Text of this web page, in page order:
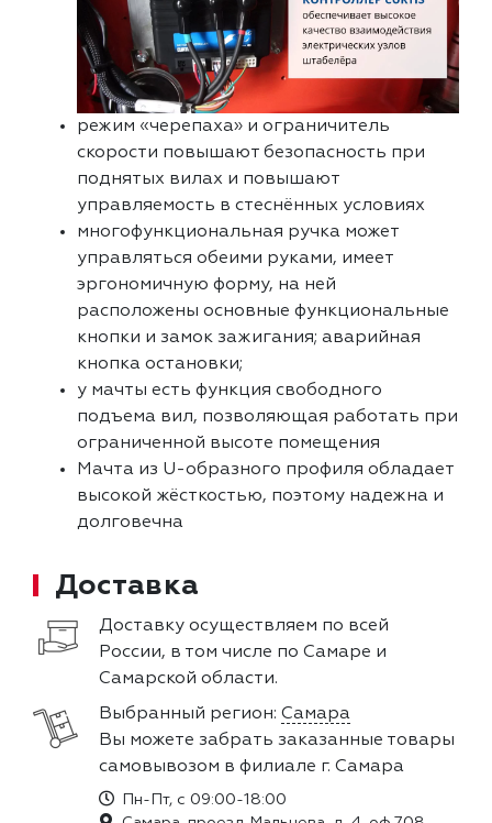
режим «черепаха» и ограничитель
скорости повышают безопасность при
поднятых вилах и повышают
управляемость в стеснённых условиях
многофункциональная ручка может
управляться обеими руками, имеет
эргономичную форму, на ней
расположены основные функциональные
кнопки и замок зажигания; аварийная
кнопка остановки;
у мачты есть функция свободного
подъема вил, позволяющая работать при
ограниченной высоте помещения
Мачта из U-образного профиля обладает
высокой жёсткостью, поэтому надежна и
долговечна
Доставка
Доставку осуществляем по всей
России, в том числе по Самаре и
Самарской области.
Выбранный регион: Самара
Вы можете забрать заказанные товары
самовывозом в филиале г. Самара
Пн-Пт, с 09:00-18:00